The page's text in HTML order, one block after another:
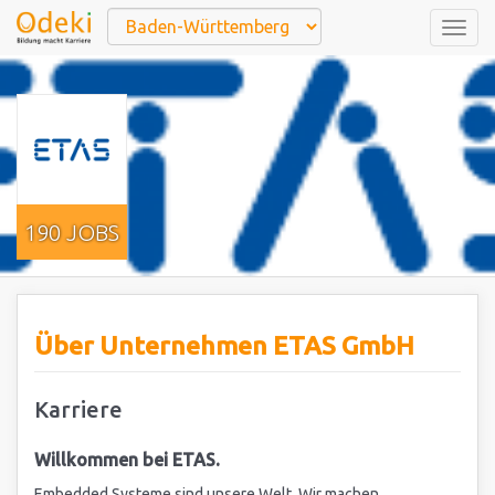
190 JOBS
Über Unternehmen ETAS GmbH
Karriere
Willkommen bei ETAS.